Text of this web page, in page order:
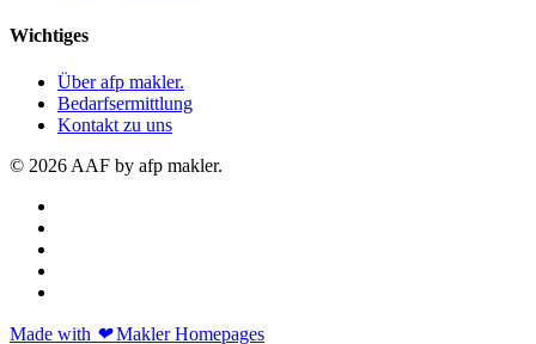
Wichtiges
Über afp makler.
Bedarfsermittlung
Kontakt zu uns
© 2026 AAF by afp makler.
Made with ❤Makler Homepages